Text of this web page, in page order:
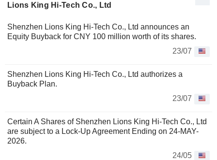
Lions King Hi-Tech Co., Ltd
Shenzhen Lions King Hi-Tech Co., Ltd announces an
Equity Buyback for CNY 100 million worth of its shares.
23/07
Shenzhen Lions King Hi-Tech Co., Ltd authorizes a
Buyback Plan.
23/07
Certain A Shares of Shenzhen Lions King Hi-Tech Co., Ltd
are subject to a Lock-Up Agreement Ending on 24-MAY-
2026.
24/05